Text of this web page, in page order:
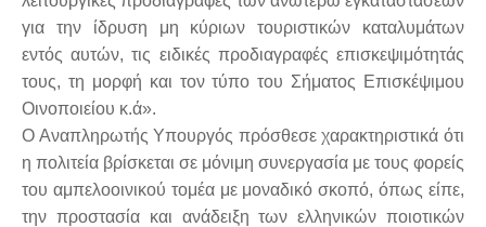
για την ίδρυση μη κύριων τουριστικών καταλυμάτων
εντός αυτών, τις ειδικές προδιαγραφές επισκεψιμότητάς
τους, τη μορφή και τον τύπο του Σήματος Επισκέψιμου
Οινοποιείου κ.ά».
Ο Αναπληρωτής Υπουργός πρόσθεσε χαρακτηριστικά ότι
η πολιτεία βρίσκεται σε μόνιμη συνεργασία με τους φορείς
του αμπελοοινικού τομέα με μοναδικό σκοπό, όπως είπε,
την προστασία και ανάδειξη των ελληνικών ποιοτικών